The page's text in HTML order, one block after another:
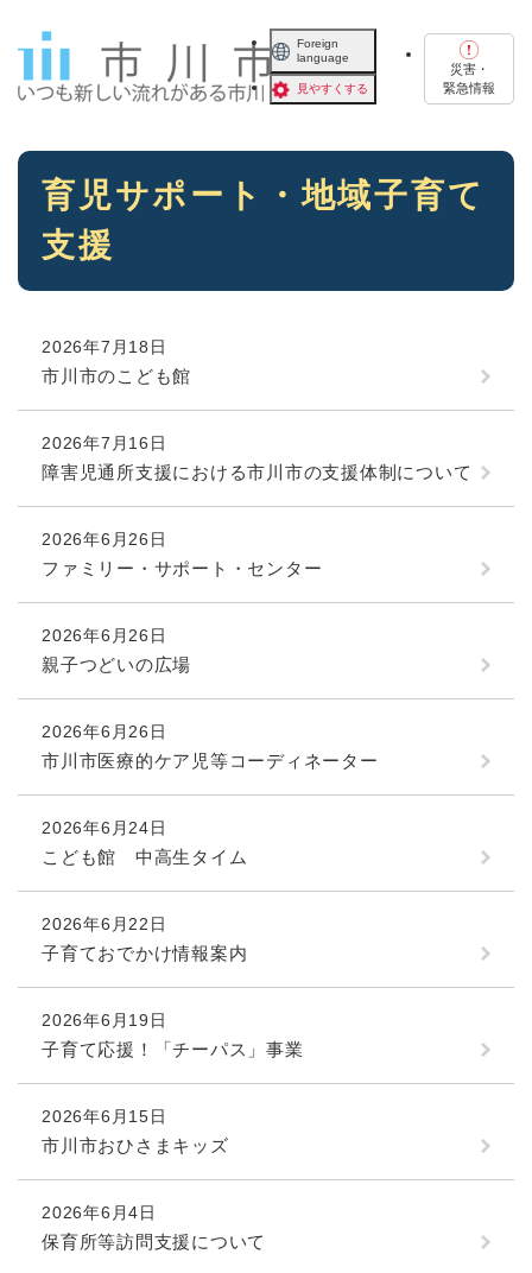
Foreign
language
見やすくする
災害・
緊急情報
本
育児サポート・地域子育て
支援
2026年7月18日
市川市のこども館
2026年7月16日
障害児通所支援における市川市の支援体制について
2026年6月26日
ファミリー・サポート・センター
2026年6月26日
親子つどいの広場
2026年6月26日
市川市医療的ケア児等コーディネーター
2026年6月24日
こども館 中高生タイム
2026年6月22日
子育ておでかけ情報案内
2026年6月19日
子育て応援！「チーパス」事業
2026年6月15日
市川市おひさまキッズ
2026年6月4日
保育所等訪問支援について